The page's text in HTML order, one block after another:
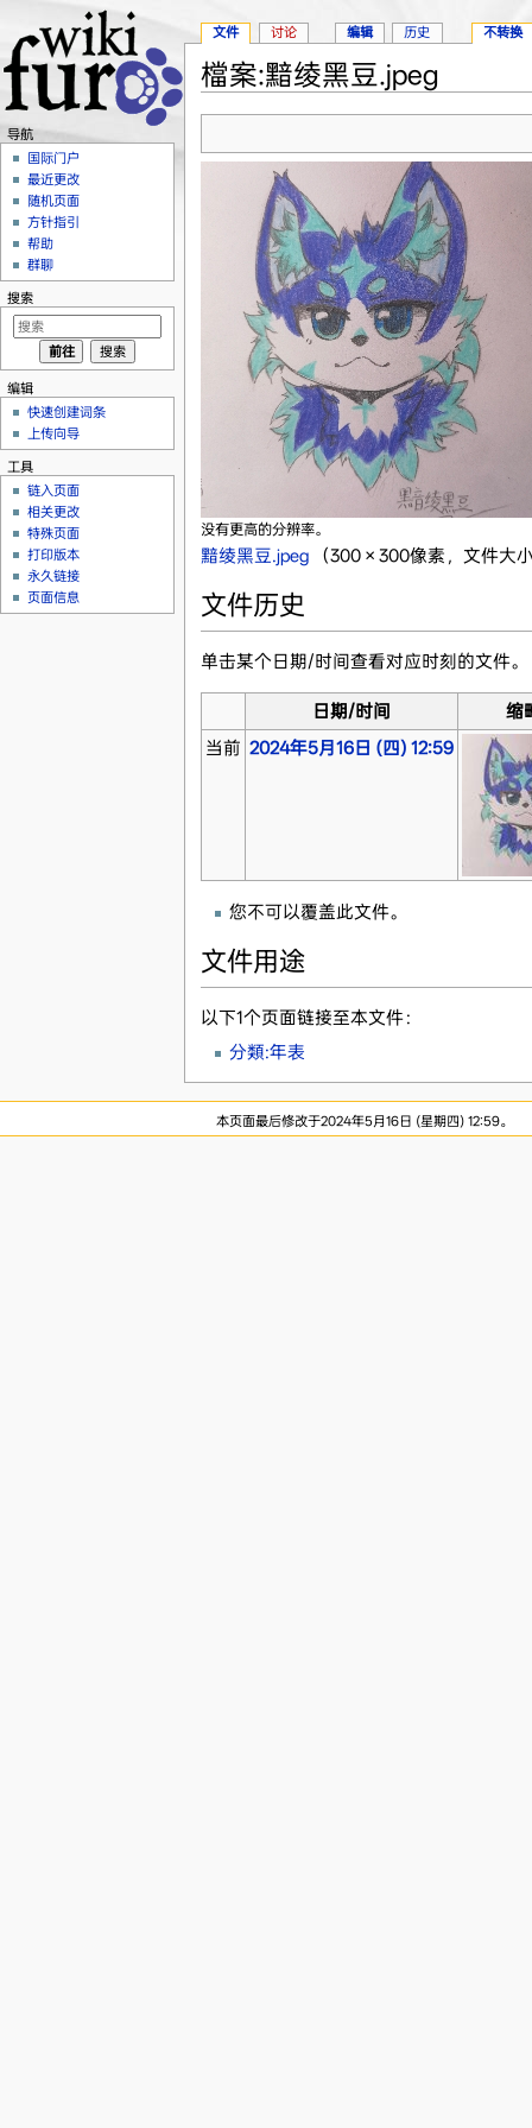
檔案:黯绫黑豆.jpeg
没有更高的分辨率。
黯绫黑豆.jpeg‎ （300 × 300像素，文件大
文件历史
单击某个日期/时间查看对应时刻的文件。
日期/时间
缩
当前 2024年5月16日 (四) 12:59
您不可以覆盖此文件。
文件用途
以下1个页面链接至本文件：
分類:年表
文件 讨论 编辑 历史 不转换
导航
国际门户
最近更改
随机页面
方针指引
帮助
群聊
搜索
编辑
快速创建词条
上传向导
工具
链入页面
相关更改
特殊页面
打印版本
永久链接
页面信息
本页面最后修改于2024年5月16日 (星期四) 12:59。